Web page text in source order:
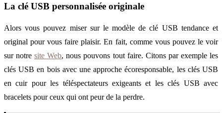
La clé USB personnalisée originale
Alors vous pouvez miser sur le modèle de clé USB tendance et
original pour vous faire plaisir. En fait, comme vous pouvez le voir
sur notresite Web, nous pouvons tout faire. Citons par exemple les
clés USB en bois avec une approche écoresponsable, les clés USB
en cuir pour les téléspectateurs exigeants et les clés USB avec
bracelets pour ceux qui ont peur de la perdre.